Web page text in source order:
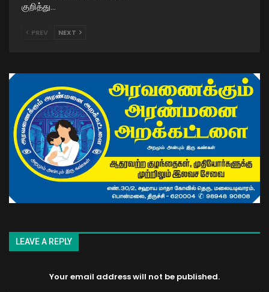
குறித்து…
PREV NEXT
LEAVE A REPLY
Your email address will not be published.